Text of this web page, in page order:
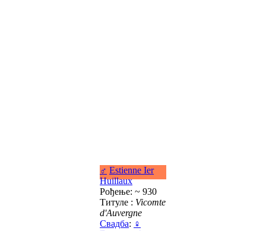
♂ Estienne Ier
Huillaux
Рођење: ~ 930
Титуле : Vicomte
d'Auvergne
Свадба: ♀